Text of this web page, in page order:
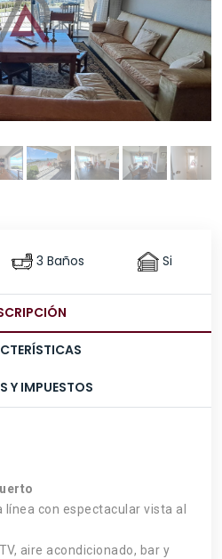
3 Baños Si
Y IMPUESTOS
con espectacular vista al
aire acondicionado, bar y